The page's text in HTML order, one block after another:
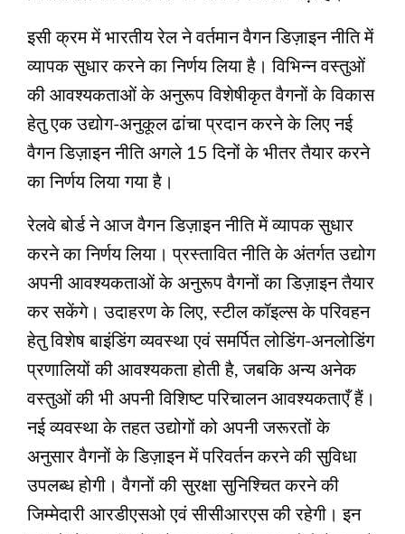
इसी क्रम में भारतीय रेल ने वर्तमान वैगन डिज़ाइन नीति में
व्यापक सुधार करने का निर्णय लिया है। विभिन्न वस्तुओं
की आवश्यकताओं के अनुरूप विशेषीकृत वैगनों के विकास
हेतु एक उद्योग-अनुकूल ढांचा प्रदान करने के लिए नई
वैगन डिज़ाइन नीति अगले 15 दिनों के भीतर तैयार करने
का निर्णय लिया गया है।
रेलवे बोर्ड ने आज वैगन डिज़ाइन नीति में व्यापक सुधार
करने का निर्णय लिया। प्रस्तावित नीति के अंतर्गत उद्योग
अपनी आवश्यकताओं के अनुरूप वैगनों का डिज़ाइन तैयार
कर सकेंगे। उदाहरण के लिए, स्टील कॉइल्स के परिवहन
हेतु विशेष बाइंडिंग व्यवस्था एवं समर्पित लोडिंग-अनलोडिंग
प्रणालियों की आवश्यकता होती है, जबकि अन्य अनेक
वस्तुओं की भी अपनी विशिष्ट परिचालन आवश्यकताएँ हैं।
नई व्यवस्था के तहत उद्योगों को अपनी जरूरतों के
अनुसार वैगनों के डिज़ाइन में परिवर्तन करने की सुविधा
उपलब्ध होगी। वैगनों की सुरक्षा सुनिश्चित करने की
जिम्मेदारी आरडीएसओ एवं सीसीआरएस की रहेगी। इन